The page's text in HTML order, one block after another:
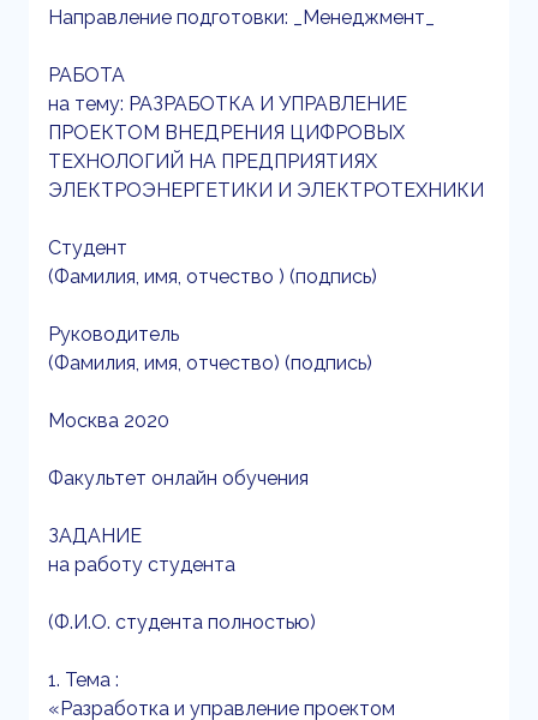
Направление подготовки: _Менеджмент_
РАБОТА
на тему: РАЗРАБОТКА И УПРАВЛЕНИЕ
ПРОЕКТОМ ВНЕДРЕНИЯ ЦИФРОВЫХ
ТЕХНОЛОГИЙ НА ПРЕДПРИЯТИЯХ
ЭЛЕКТРОЭНЕРГЕТИКИ И ЭЛЕКТРОТЕХНИКИ
Студент
(Фамилия, имя, отчество ) (подпись)
Руководитель
(Фамилия, имя, отчество) (подпись)
Москва 2020
Факультет онлайн обучения
ЗАДАНИЕ
на работу студента
(Ф.И.О. студента полностью)
1. Тема :
«Разработка и управление проектом